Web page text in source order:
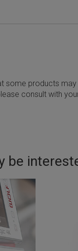
products
consult with
be